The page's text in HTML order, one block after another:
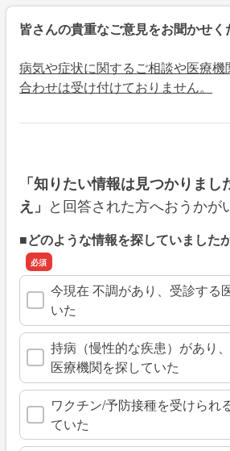
皆さんの貴重なご意見をお聞かせく
病気や症状に関するご相談や医療
合わせは受け付けておりません。
「知りたい情報は見つかりまし
え」 と回答された方へおうかが
■どのような情報を探していました
今現在 不調があり、受診する
いた
持病（慢性的な疾患）があり
医療機関を探していた
ワクチン/予防接種を受けられ
ていた